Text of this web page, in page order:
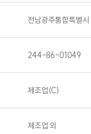
전남광주통합특별
244-86-01049
제조업(C)
제조업 외